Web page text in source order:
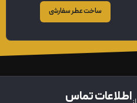
ساخت عطر سفارشی
اطلاعات تماس